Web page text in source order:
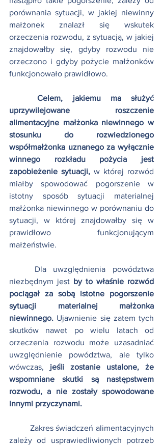
porównania sytuacji, w jakiej niewinny
małżonek znalazł się wskutek
orzeczenia rozwodu, z sytuacją, w jakiej
znajdowałby się, gdyby rozwodu nie
orzeczono i gdyby pożycie małżonków
funkcjonowało prawidłowo.
Celem, jakiemu ma służyć
uprzywilejowane roszczenie
alimentacyjne małżonka niewinnego w
stosunku do rozwiedzionego
współmałżonka uznanego za wyłącznie
winnego rozkładu pożycia jest
zapobieżenie sytuacji, w której rozwód
miałby spowodować pogorszenie w
istotny sposób sytuacji materialnej
małżonka niewinnego w porównaniu do
sytuacji, w której znajdowałby się w
prawidłowo funkcjonującym
małżeństwie.
niezbędnym jest by to właśnie rozwód
pociągał za sobą istotne pogorszenie
sytuacji materialnej małżonka
niewinnego. Ujawnienie się zatem tych
skutków nawet po wielu latach od
orzeczenia rozwodu może uzasadniać
uwzględnienie powództwa, ale tylko
wówczas, jeśli zostanie ustalone, że
wspomniane skutki są następstwem
rozwodu, a nie zostały spowodowane
innymi przyczynami.
zależy od usprawiedliwionych potrzeb